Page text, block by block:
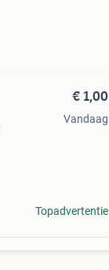
€ 1,00
Vandaag
Topadvertentie